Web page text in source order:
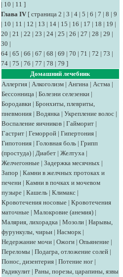
| 10 | 11 ]
Глава IV [ страница 2 | 3 | 4 | 5 | 6 | 7 | 8 | 9
| 10 | 11 | 12 | 13 | 14 | 15 | 16 | 17 | 18 | 19 |
20 | 21 | 22 | 23 | 24 | 25 | 26 | 27 | 28 | 29 |
30 |
64 | 65 | 66 | 67 | 68 | 69 | 70 | 71 | 72 | 73 |
74 | 75 | 76 | 77 | 78 | 79 ]
Домашний лечебник
Аллергия | Алкоголизм | Ангина | Астма |
Бессонница | Болезни селезенки |
Бородавки | Бронхиты, плевриты,
пневмония | Водянка | Укрепление волос |
Воспаление яичников | Гайморит |
Гастрит | Геморрой | Гипертония |
Гипотония | Головная боль | Грипп
(простуда) | Диабет | Желтуха |
Желчегонные | Задержка месячных |
Запор | Камни в желчных протоках и
печени | Камни в почках и мочевом
пузыре | Кашель | Климакс |
Кровотечения носовые | Кровотечения
маточные | Малокровие (анемия) |
Малярия, лихорадка | Мозоли | Нарывы,
фурункулы, чирьи | Насморк |
Недержание мочи | Ожоги | Опьянение |
Переломы | Подагра, отложение солей |
Понос, дизентерия | Потение ног |
Радикулит | Раны, порезы, царапины, язвы